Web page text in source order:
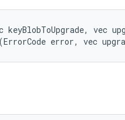
keyBlobToUpgrade, vec